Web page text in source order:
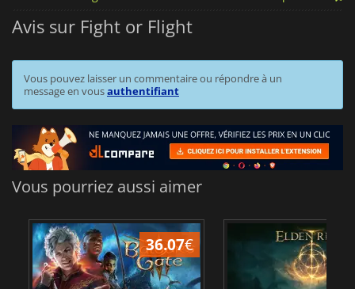
Avis sur Fight or Flight
Vous pouvez laisser un commentaire ou répondre à un
message en vousauthentifiant
Vous pourriez aussi aimer
36.07€